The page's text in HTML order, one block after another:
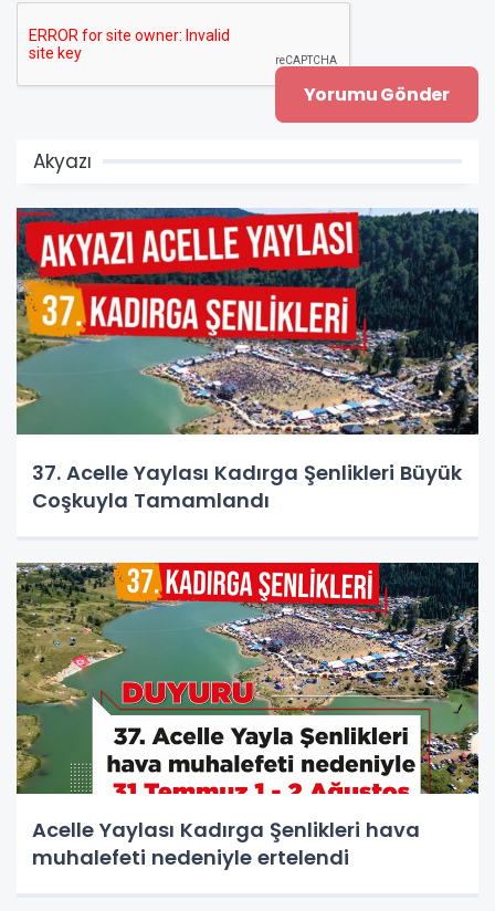
Akyazı
37. Acelle Yaylası Kadırga Şenlikleri Büyük
Coşkuyla Tamamlandı
Acelle Yaylası Kadırga Şenlikleri hava
muhalefeti nedeniyle ertelendi